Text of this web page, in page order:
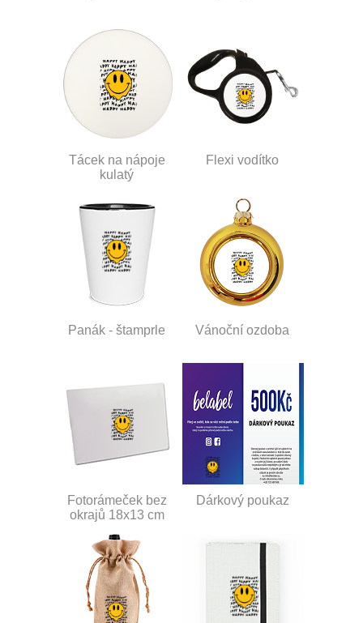
Tácek na nápoje
kulatý
Flexi vodítko
Panák - štamprle Vánoční ozdoba
Fotorámeček bez
okrajů 18x13 cm
Dárkový poukaz